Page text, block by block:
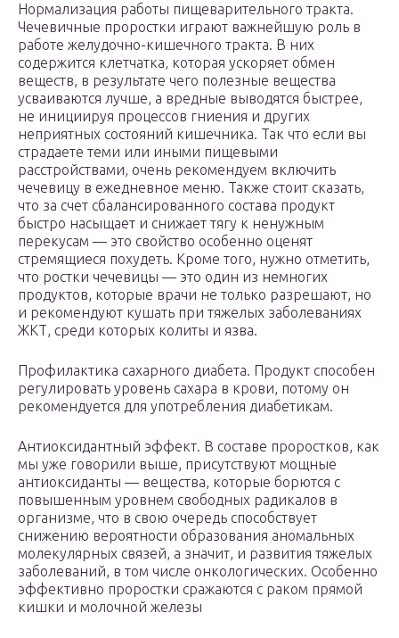
Нормализация работы пищеварительного тракта.
Чечевичные проростки играют важнейшую роль в
работе желудочно-кишечного тракта. В них
содержится клетчатка, которая ускоряет обмен
веществ, в результате чего полезные вещества
усваиваются лучше, а вредные выводятся быстрее,
не инициируя процессов гниения и других
неприятных состояний кишечника. Так что если вы
страдаете теми или иными пищевыми
расстройствами, очень рекомендуем включить
чечевицу в ежедневное меню. Также стоит сказать,
что за счет сбалансированного состава продукт
быстро насыщает и снижает тягу к ненужным
перекусам — это свойство особенно оценят
стремящиеся похудеть. Кроме того, нужно отметить,
что ростки чечевицы — это один из немногих
продуктов, которые врачи не только разрешают, но
и рекомендуют кушать при тяжелых заболеваниях
ЖКТ, среди которых колиты и язва.
Профилактика сахарного диабета. Продукт способен
регулировать уровень сахара в крови, потому он
рекомендуется для употребления диабетикам.
Антиоксидантный эффект. В составе проростков, как
мы уже говорили выше, присутствуют мощные
антиоксиданты — вещества, которые борются с
повышенным уровнем свободных радикалов в
организме, что в свою очередь способствует
снижению вероятности образования аномальных
молекулярных связей, а значит, и развития тяжелых
заболеваний, в том числе онкологических. Особенно
эффективно проростки сражаются с раком прямой
кишки и молочной железы